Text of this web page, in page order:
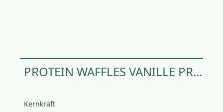
PROTEIN WAFFLES VANILLE PR...
Kernkraft